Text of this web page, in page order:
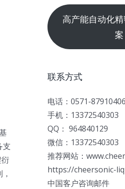
支
高产能自动化
案
联系方式
电话：0571-87910406
手机：13372540303
QQ： 964840129
微信：13372540303
推荐网站：
https://cheersonic-
中国客户咨询邮件